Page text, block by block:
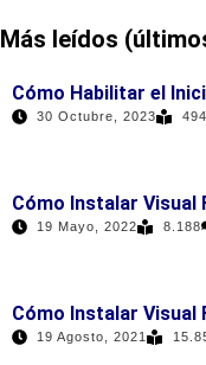
Más leídos
Cómo Habilitar el
30 Octubre, 2023 494
Cómo Instalar Visual
19 Mayo, 2022 8.188
Cómo Instalar Visual
19 Agosto, 2021